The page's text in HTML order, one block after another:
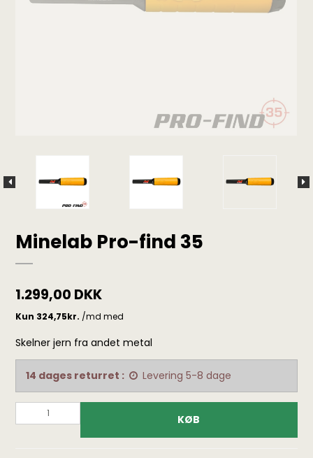
Minelab Pro-find 35
1.299,00 DKK
Skelner jern fra andet metal
14 dages returret : Levering 5-8 dage
KØB